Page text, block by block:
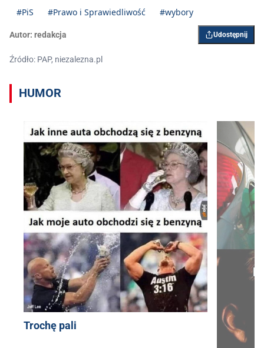
#PiS #Prawo i Sprawiedliwość #wybory
Autor: redakcja Udostępnij
Źródło: PAP, niezalezna.pl
HUMOR
Trochę pali